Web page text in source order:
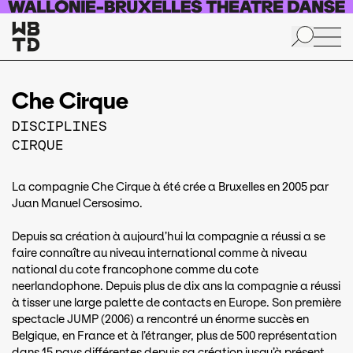
Aller au contenu principal
Che Cirque
DISCIPLINES
CIRQUE
La compagnie Che Cirque à été crée a Bruxelles en 2005 par
Juan Manuel Cersosimo.
Depuis sa création à aujourd’hui la compagnie a réussi a se
faire connaître au niveau international comme à niveau
national du cote francophone comme du cote
neerlandophone. Depuis plus de dix ans la compagnie a réussi
à tisser une large palette de contacts en Europe. Son première
spectacle JUMP (2006) a rencontré un énorme succès en
Belgique, en France et à l’étranger, plus de 500 représentation